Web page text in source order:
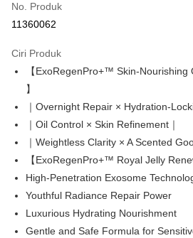
Pengambilan di Kedai Serbaneka
Apple Pay
Easy Wallet
Perbankan Dalam Talian/eWallet
Deskripsi
Sokongan pembayaran dalam Ringgit
mungkin diselaraskan disebabkan turun naik
[Terma Penggunaan untuk OP Pay Later]
AFTEE
No. Produk
11360062
Ciri Produk
【ExoRegenPro+™ Skin-
】
｜Overnight Repair × Hydration-
｜Oil Control × Skin Refinement｜
｜Weightless Clarity × A Scented
【ExoRegenPro+™ Royal Jelly
High-Penetration Exosome
Youthful Radiance Repair Power
Luxurious Hydrating Nourishment
Gentle and Safe Formula for